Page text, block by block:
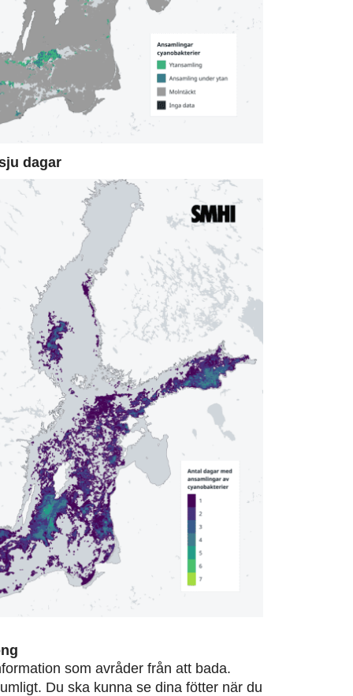
dagar
som avråder från att bada.
Du ska kunna se dina fötter när du